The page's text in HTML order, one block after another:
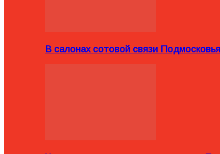
В салонах сотовой связи